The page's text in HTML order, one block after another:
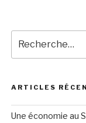
pour
ARTICLES
Une économie au